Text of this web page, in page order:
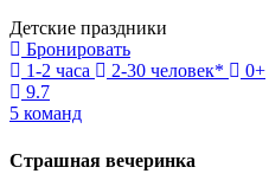
Детские праздники
Бронировать
1-2 часа
2-30 человек*
0+
9.7
5 команд
Страшная вечеринка